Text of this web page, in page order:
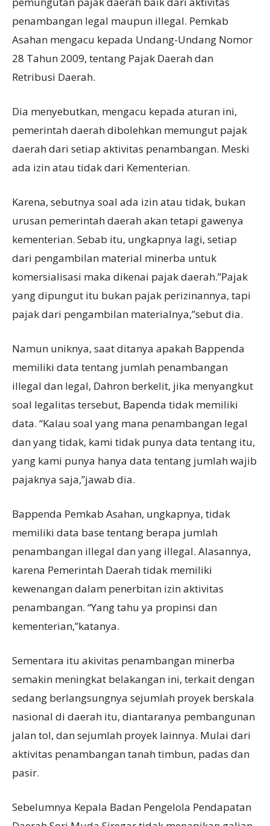
penambangan legal maupun illegal. Pemkab
Asahan mengacu kepada Undang-Undang Nomor
28 Tahun 2009, tentang Pajak Daerah dan
Retribusi Daerah.
Dia menyebutkan, mengacu kepada aturan ini,
pemerintah daerah dibolehkan memungut pajak
daerah dari setiap aktivitas penambangan. Meski
ada izin atau tidak dari Kementerian.
Karena, sebutnya soal ada izin atau tidak, bukan
urusan pemerintah daerah akan tetapi gawenya
kementerian. Sebab itu, ungkapnya lagi, setiap
dari pengambilan material minerba untuk
komersialisasi maka dikenai pajak daerah.”Pajak
yang dipungut itu bukan pajak perizinannya, tapi
pajak dari pengambilan materialnya,”sebut dia.
Namun uniknya, saat ditanya apakah Bappenda
memiliki data tentang jumlah penambangan
illegal dan legal, Dahron berkelit, jika menyangkut
soal legalitas tersebut, Bapenda tidak memiliki
data. “Kalau soal yang mana penambangan legal
dan yang tidak, kami tidak punya data tentang itu,
yang kami punya hanya data tentang jumlah wajib
pajaknya saja,”jawab dia.
Bappenda Pemkab Asahan, ungkapnya, tidak
memiliki data base tentang berapa jumlah
penambangan illegal dan yang illegal. Alasannya,
karena Pemerintah Daerah tidak memiliki
kewenangan dalam penerbitan izin aktivitas
penambangan. “Yang tahu ya propinsi dan
kementerian,”katanya.
Sementara itu akivitas penambangan minerba
semakin meningkat belakangan ini, terkait dengan
sedang berlangsungnya sejumlah proyek berskala
nasional di daerah itu, diantaranya pembangunan
jalan tol, dan sejumlah proyek lainnya. Mulai dari
aktivitas penambangan tanah timbun, padas dan
pasir.
Sebelumnya Kepala Badan Pengelola Pendapatan